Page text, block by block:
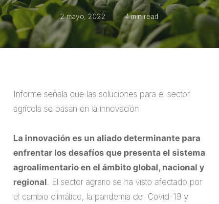
2 mayo, 2022 4 min read
Informe señala que las soluciones para el sector
agrícola se basan en la innovación
La innovación es un aliado determinante para
enfrentar los desafíos que presenta el sistema
agroalimentario en el ámbito global, nacional y
regional . El sector agrario se ha visto afectado por
el cambio climático, la pandemia de Covid-19 y